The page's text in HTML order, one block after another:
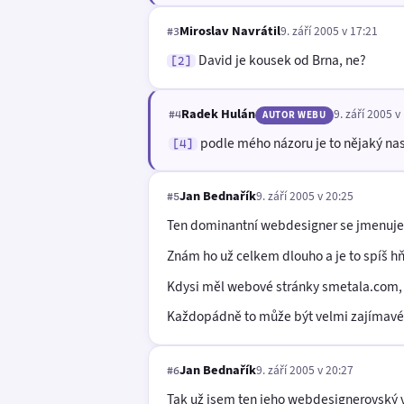
#3Miroslav Navrátil9. září 2005 v 17:21
[2] David je kousek od Brna, ne?
#4Radek Hulán AUTOR WEBU 9. září 2005 v
[4] podle mého názoru je to nějaký
#5Jan Bednařík9. září 2005 v 20:25
Ten dominantní webdesigner se
Znám ho už celkem dlouho a je to spíš
Kdysi měl webové stránky
Každopádně to může být velmi
#6Jan Bednařík9. září 2005 v 20:27
Tak už jsem ten jeho webdesignerovský